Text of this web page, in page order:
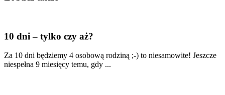
10 dni – tylko czy aż?
Za 10 dni będziemy 4 osobową rodziną ;-) to niesamowite! Jeszcze
niespełna 9 miesięcy temu, gdy ...